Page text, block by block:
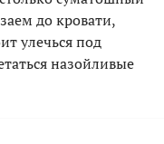
до кровати,
улечься под
назойливые